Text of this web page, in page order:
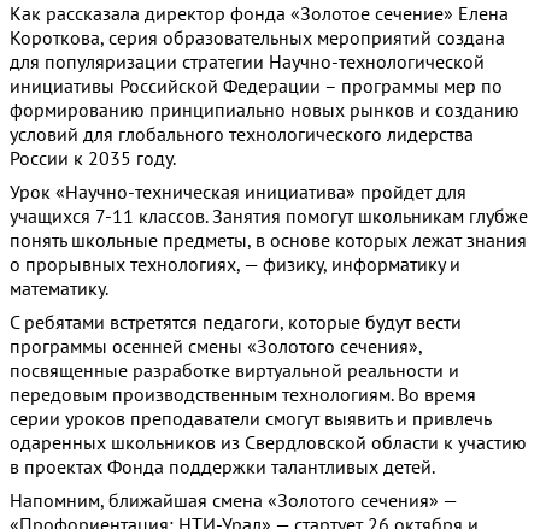
Как рассказала директор фонда «Золотое сечение» Елена
Короткова, серия образовательных мероприятий создана
для популяризации стратегии Научно-технологической
инициативы Российской Федерации – программы мер по
формированию принципиально новых рынков и созданию
условий для глобального технологического лидерства
России к 2035 году.
Урок «Научно-техническая инициатива» пройдет для
учащихся 7-11 классов. Занятия помогут школьникам глубже
понять школьные предметы, в основе которых лежат знания
о прорывных технологиях, — физику, информатику и
математику.
С ребятами встретятся педагоги, которые будут вести
программы осенней смены «Золотого сечения»,
посвященные разработке виртуальной реальности и
передовым производственным технологиям. Во время
серии уроков преподаватели смогут выявить и привлечь
одаренных школьников из Свердловской области к участию
в проектах Фонда поддержки талантливых детей.
Напомним, ближайшая смена «Золотого сечения» —
«Профориентация: НТИ-Урал» — стартует 26 октября и